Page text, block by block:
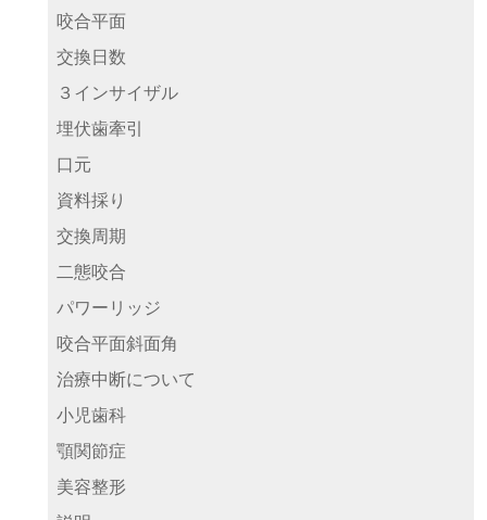
咬合平面
交換日数
３インサイザル
埋伏歯牽引
口元
資料採り
交換周期
二態咬合
パワーリッジ
咬合平面斜面角
治療中断について
小児歯科
顎関節症
美容整形